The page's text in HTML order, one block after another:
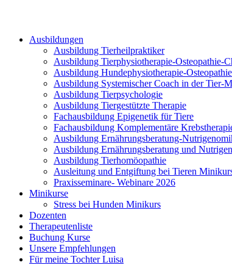
Ausbildungen
Ausbildung Tierheilpraktiker
Ausbildung Tierphysiotherapie-Osteopathie-
Ausbildung Hundephysiotherapie-
Ausbildung Systemischer Coach in der Tier-
Ausbildung Tierpsychologie
Ausbildung Tiergestützte Therapie
Fachausbildung Epigenetik für Tiere
Fachausbildung Komplementäre
Ausbildung Ernährungsberatung-
Ausbildung Ernährungsberatung und
Ausbildung Tierhomöopathie
Ausleitung und Entgiftung bei Tieren
Praxisseminare- Webinare 2026
Minikurse
Stress bei Hunden Minikurs
Dozenten
Therapeutenliste
Buchung Kurse
Unsere Empfehlungen
Für meine Tochter Luisa